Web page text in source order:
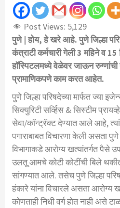
Post Views: 5,129
पुणे | होय, हे खरे आहे. पुणे जिल्हा
कंत्राटी कर्मचारी गेली 3 महिने व
हॉस्पिटलमध्ये वेळेवर जाऊन
प्रामाणिकपणे काम करत आहेत.
पुणे जिल्हा परिषदेच्या मार्फत ज्या
सिक्युरिटी सर्व्हिस & सिस्टीम
सेवा/कॉन्ट्रॅक्ट देण्यात आले आहे,
पगाराबाबत विचारणा केली असता
विभागाकडे आरोग्य खत्यांतर्गत पैसे
उलतू आमचे कोटी कोटींची बिले
सांगण्यात आले. तसेच पुणे जिल्हा
हंकारे यांना विचारले असता आरोग्य
कोणताही निधी वर्ग होत नाही असे